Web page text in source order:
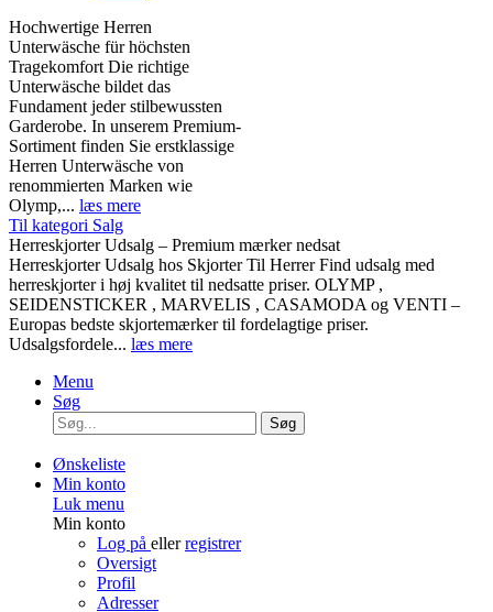
Hochwertige Herren
Unterwäsche für höchsten
Tragekomfort Die richtige
Unterwäsche bildet das
Fundament jeder stilbewussten
Garderobe. In unserem Premium-
Sortiment finden Sie erstklassige
Herren Unterwäsche von
renommierten Marken wie
Olymp,... læs mere
Til kategori Salg
Herreskjorter Udsalg – Premium mærker nedsat
Herreskjorter Udsalg hos Skjorter Til Herrer Find udsalg med
herreskjorter i høj kvalitet til nedsatte priser. OLYMP ,
SEIDENSTICKER , MARVELIS , CASAMODA og VENTI –
Europas bedste skjortemærker til fordelagtige priser.
Udsalgsfordele... læs mere
Menu
Søg
Søg
Ønskeliste
Min konto
Luk menu
Min konto
Log på ellerregistrer
Oversigt
Profil
Adresser